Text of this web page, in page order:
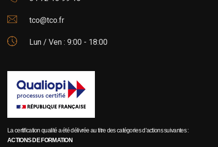
tco@tco.fr
Lun / Ven : 9:00 - 18:00
La certification qualité a été délivrée au titre des catégories d’actions suivantes :
ACTIONS DE FORMATION